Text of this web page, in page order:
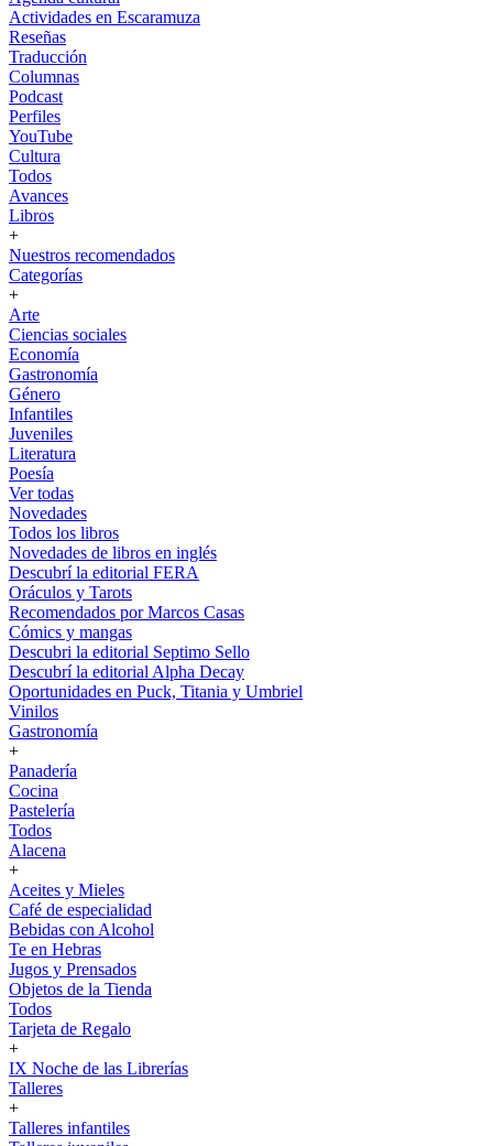
Actividades en Escaramuza
Reseñas
Traducción
Columnas
Podcast
Perfiles
YouTube
Cultura
Todos
Avances
Libros
+
Nuestros recomendados
Categorías
+
Arte
Ciencias sociales
Economía
Gastronomía
Género
Infantiles
Juveniles
Literatura
Poesía
Ver todas
Novedades
Todos los libros
Novedades de libros en inglés
Descubrí la editorial FERA
Oráculos y Tarots
Recomendados por Marcos Casas
Cómics y mangas
Descubri la editorial Septimo Sello
Descubrí la editorial Alpha Decay
Oportunidades en Puck, Titania y Umbriel
Vinilos
Gastronomía
+
Panadería
Cocina
Pastelería
Todos
Alacena
+
Aceites y Mieles
Café de especialidad
Bebidas con Alcohol
Te en Hebras
Jugos y Prensados
Objetos de la Tienda
Todos
Tarjeta de Regalo
+
IX Noche de las Librerías
Talleres
+
Talleres infantiles